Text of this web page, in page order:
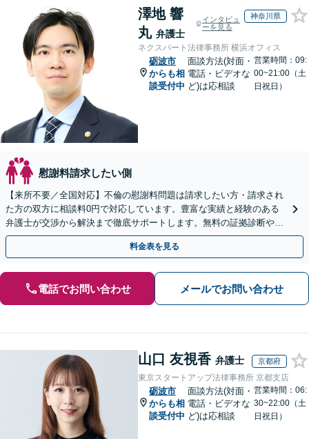
澤地 響
丸 弁護士
インタビュ
ーを見る
神奈川県
ネクスパート法律事務所 横浜オフィス
砺波市
からも相
談受付中
面談方法(対面・
電話・ビデオな
ど)は応相談
営業時間：09:
00~21:00（土
日祝日）
慰謝料請求したい側
【来所不要／全国対応】不倫の慰謝料問題は請求したい方・請求され
た方の双方に相談料0円で対応しています。豊富な実績と経験のある
弁護士が交渉から解決まで徹底サポートします。無料の証拠診断や着
手金の返還保証もありますので安心してご相談ください。
料金表を見る
電話でお問い合わせ メールでお問い合わせ
山口 友視香 弁護士 京都府
東京スタートアップ法律事務所 京都支店
砺波市
からも相
談受付中
面談方法(対面・
電話・ビデオな
ど)は応相談
営業時間：06:
30~22:00（土
日祝日）